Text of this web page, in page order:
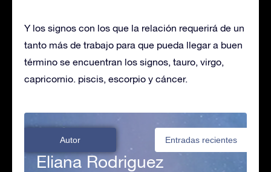
Y los signos con los que la relación requerirá de un
tanto más de trabajo para que pueda llegar a buen
término se encuentran los signos, tauro, virgo,
capricornio. piscis, escorpio y cáncer.
Autor Entradas recientes
Eliana Rodriguez